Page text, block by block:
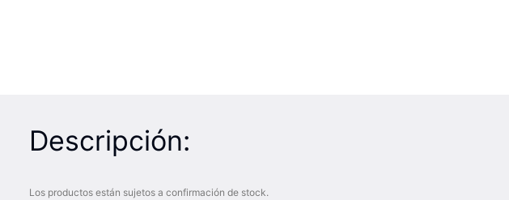
Descripción:
Los productos están sujetos a confirmación de stock.